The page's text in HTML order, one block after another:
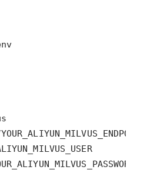
MILVUS_USER=YOUR_ALIYUN_MILVUS_USER